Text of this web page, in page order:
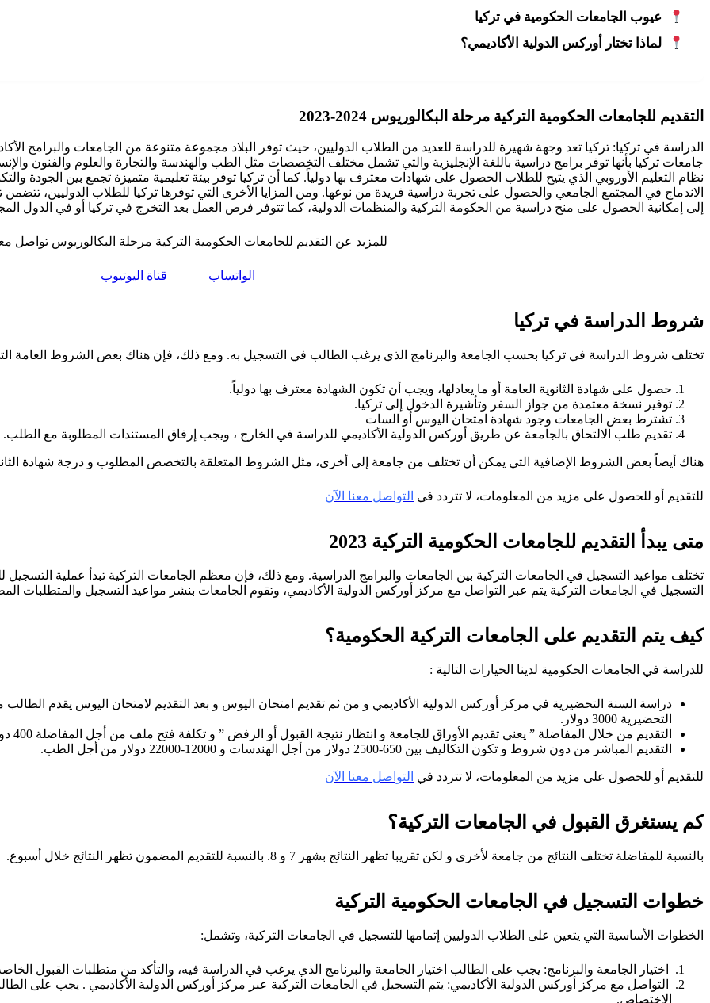
عيوب الجامعات الحكومية في تركيا
لماذا تختار أوركس الدولية الأكاديمي؟
التقديم للجامعات الحكومية التركية مرحلة البكالوريوس 2024-2023
الدراسة في تركيا: تركيا تعد وجهة شهيرة للدراسة للعديد من الطلاب الدوليين، حيث توفر البلاد مجموعة متنوعة من الجامعات والبرامج
جامعات تركيا بأنها توفر برامج دراسية باللغة الإنجليزية والتي تشمل مختلف التخصصات مثل الطب والهندسة والتجارة والعلوم والفنون
نظام التعليم الأوروبي الذي يتيح للطلاب الحصول على شهادات معترف بها دولياً. كما أن تركيا توفر بيئة تعليمية متميزة تجمع بين الجودة
الاندماج في المجتمع الجامعي والحصول على تجربة دراسية فريدة من نوعها. ومن المزايا الأخرى التي توفرها تركيا للطلاب الدوليين،
إلى إمكانية الحصول على منح دراسية من الحكومة التركية والمنظمات الدولية، كما تتوفر فرص العمل بعد التخرج في تركيا أو في الدول
للمزيد عن التقديم للجامعات الحكومية التركية مرحلة البكالوريوس تواصل
الواتساب قناة اليوتيوب
شروط الدراسة في تركيا
تختلف شروط الدراسة في تركيا بحسب الجامعة والبرنامج الذي يرغب الطالب في التسجيل به. ومع ذلك، فإن هناك بعض الشروط العامة
حصول على شهادة الثانوية العامة أو ما يعادلها، ويجب أن تكون الشهادة معترف بها دولياً.
توفير نسخة معتمدة من جواز السفر وتأشيرة الدخول إلى تركيا.
تشترط بعض الجامعات وجود شهادة امتحان اليوس أو السات
تقديم طلب الالتحاق بالجامعة عن طريق أوركس الدولية الأكاديمي للدراسة في الخارج ، ويجب إرفاق المستندات المطلوبة مع الطلب.
هناك أيضاً بعض الشروط الإضافية التي يمكن أن تختلف من جامعة إلى أخرى، مثل الشروط المتعلقة بالتخصص المطلوب و درجة شهادة
للتقديم أو للحصول على مزيد من المعلومات، لا تتردد في التواصل معنا الآن
متى يبدأ التقديم للجامعات الحكومية التركية 2023
التسجيل في الجامعات التركية يتم عبر التواصل مع مركز أوركس الدولية الأكاديمي، وتقوم الجامعات بنشر مواعيد التسجيل والمتطلبات
كيف يتم التقديم على الجامعات التركية الحكومية؟
للدراسة في الجامعات الحكومية لدينا الخيارات التالية :
دراسة السنة التحضيرية في مركز أوركس الدولية الأكاديمي و من ثم تقديم امتحان اليوس و بعد التقديم لامتحان اليوس يقدم
التحضيرية 3000 دولار.
التقديم من خلال المفاضلة ” يعني تقديم الأوراق للجامعة و انتظار نتيجة القبول أو الرفض ” و تكلفة فتح ملف من أجل المفاضلة 400 دولار فقط .
التقديم المباشر من دون شروط و تكون التكاليف بين 650-2500 دولار من أجل الهندسات و 12000-22000 دولار من أجل الطب.
للتقديم أو للحصول على مزيد من المعلومات، لا تتردد في التواصل معنا الآن
كم يستغرق القبول في الجامعات التركية؟
بالنسبة للمفاضلة تختلف النتائج من جامعة لأخرى و لكن تقريبا تظهر النتائج بشهر 7 و 8. بالنسبة للتقديم المضمون تظهر النتائج خلال أسبوع.
خطوات التسجيل في الجامعات الحكومية التركية
الخطوات الأساسية التي يتعين على الطلاب الدوليين إتمامها للتسجيل في الجامعات التركية، وتشمل:
اختيار الجامعة والبرنامج: يجب على الطالب اختيار الجامعة والبرنامج الذي يرغب في الدراسة فيه، والتأكد من متطلبات القبول الخاصة
التواصل مع مركز أوركس الدولية الأكاديمي: يتم التسجيل في الجامعات التركية عبر مركز أوركس الدولية الأكاديمي . يجب على
الاختصاص.